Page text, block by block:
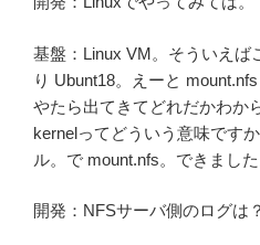
基盤：Linux VM。そういえば
り Ubunt18。えーと
やたら出てきてどれだかわか
kernelってどういう意味です
ル。で mount.nfs。できまし
開発：NFSサーバ側のログは？